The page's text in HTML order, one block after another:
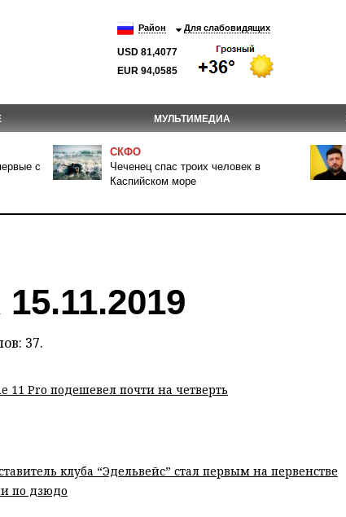
Район Для слабовидящих
USD 81,4077
EUR 94,0585
МУЛЬТИМЕДИА
с
СКФО
Чеченец спас троих человек в
Каспийском море
37.
11 Pro подешевел почти на четверть
клуба “Эдельвейс” стал первым на первенстве
по дзюдо